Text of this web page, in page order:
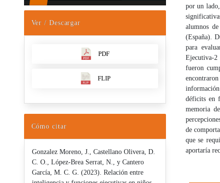
Ver / Descargar
PDF
FLIP
Cómo citar
Gonzalez Moreno, J., Castellano Olivera, D.
C. O., López-Brea Serrat, N., y Cantero
García, M. C. G. (2023). Relación entre
por un
alumnos
(España).
para
Ejecutiva-2
fueron
déficits en
memoria
de
que se
aportaría